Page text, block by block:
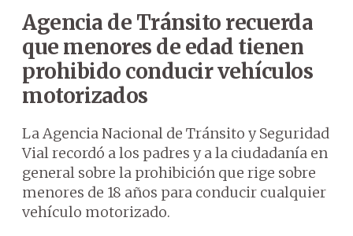
Agencia de Tránsito recuerda
que menores de edad tienen
prohibido conducir vehículos
motorizados
La Agencia Nacional de Tránsito y Seguridad
Vial recordó a los padres y a la ciudadanía en
general sobre la prohibición que rige sobre
menores de 18 años para conducir cualquier
vehículo motorizado.